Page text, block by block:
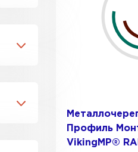
Профиль
VikingMP®